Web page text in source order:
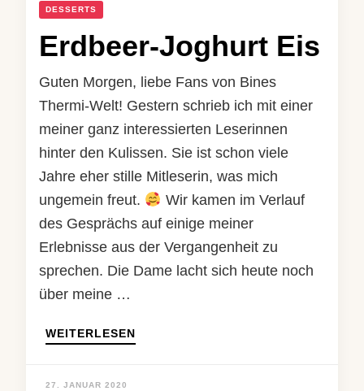
DESSERTS
Erdbeer-Joghurt Eis
Guten Morgen, liebe Fans von Bines
Thermi-Welt! Gestern schrieb ich mit einer
meiner ganz interessierten Leserinnen
hinter den Kulissen. Sie ist schon viele
Jahre eher stille Mitleserin, was mich
ungemein freut.
Wir kamen im Verlauf
des Gesprächs auf einige meiner
Erlebnisse aus der Vergangenheit zu
sprechen. Die Dame lacht sich heute noch
über meine …
WEITERLESEN
27. JANUAR 2020